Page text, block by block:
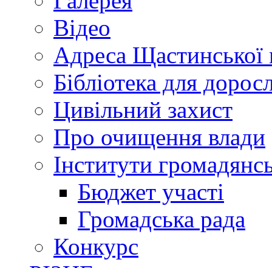
Відео
Адреса Щастинської
Бібліотека для
Цивільний захист
Про очищення влади
Інститути
Бюджет участі
Громадська рада
Конкурс